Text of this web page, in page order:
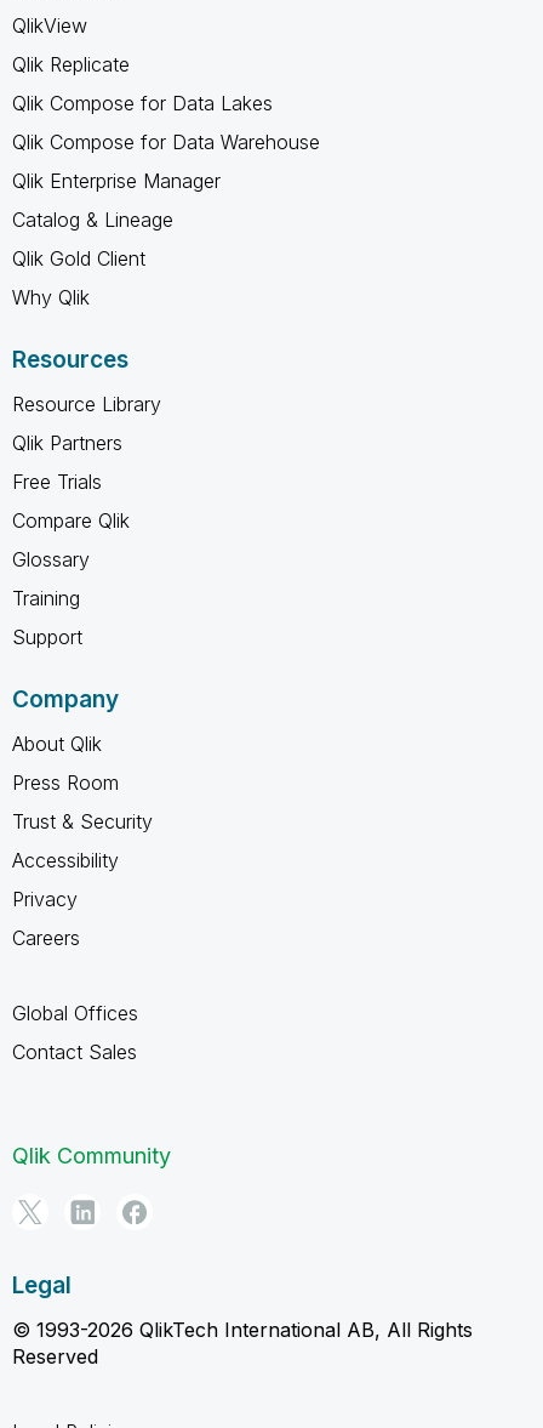
QlikView
Qlik Replicate
Qlik Compose for Data Lakes
Qlik Compose for Data Warehouse
Qlik Enterprise Manager
Catalog & Lineage
Qlik Gold Client
Why Qlik
Resources
Resource Library
Qlik Partners
Free Trials
Compare Qlik
Glossary
Training
Support
Company
About Qlik
Press Room
Trust & Security
Accessibility
Privacy
Careers
Global Offices
Contact Sales
Qlik Community
Legal
© 1993-2026 QlikTech International AB, All Rights
Reserved